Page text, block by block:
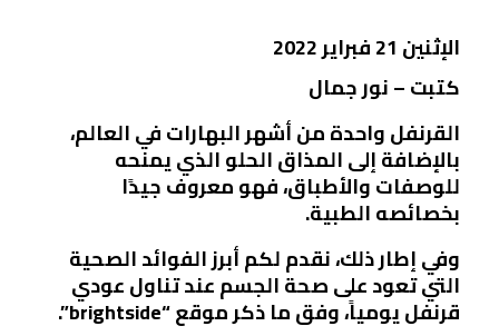
الإثنين 21 فبراير 2022
كتبت – نور جمال
القرنفل واحدة من أشهر البهارات في العالم،
بالإضافة إلى المذاق الحلو الذي يمنحه
للوصفات والأطباق، فهو معروف جيدًا
بخصائصه الطبية.
وفي إطار ذلك، نقدم لكم أبرز الفوائد الصحية
التي تعود على صحة الجسم عند تناول عودي
قرنفل يومياً، وفق ما ذكر موقع “brightside”.